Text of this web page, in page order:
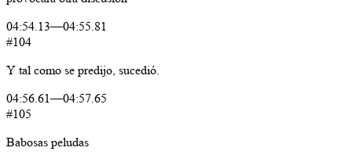
04:54.13—04:55.81
#104
Y tal como se predijo, sucedió.
04:56.61—04:57.65
#105
Babosas peludas